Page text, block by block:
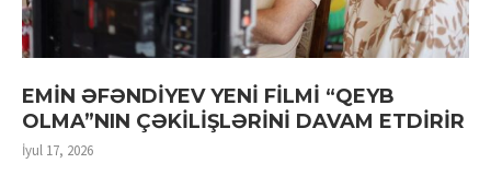
EMİN ƏFƏNDİYEV YENİ FİLMİ “QEYB
OLMA”NIN ÇƏKİLİŞLƏRİNİ DAVAM ETDİRİR
İyul 17, 2026